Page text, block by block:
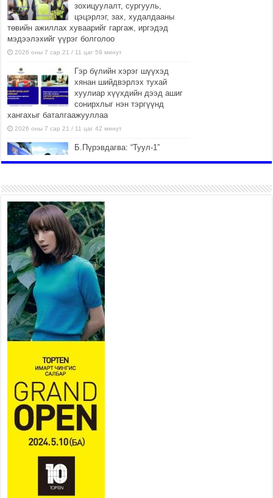
зохицуулалт, сургууль,
цэцэрлэг, зах, худалдааны
төвийн ажиллах хуваарийг гаргаж, иргэдэд
мэдээлэхийг үүрэг болголоо
2026 оны 7 сар 21 / 11 цаг 59 минут
Гэр бүлийн хэрэг шүүхэд
хянан шийдвэрлэх тухай
хуулиар хүүхдийн дээд ашиг
сонирхлыг нэн тэргүүнд
хангахыг баталгаажууллаа
2026 оны 7 сар 21 / 11 цаг 42 минут
Б.Пүрэвдагва: “Туул-1”
2026 оны 7 сар 21 / 10 цаг 15 минут
НИЙСЛЭЛ, АЙМГИЙН
УДИРДЛАГУУДЫН АЖЛЫГ
ХҮНД СУРТЛЫГ БУУРУУЛЖ,
ИРГЭД, АЖ АХУЙН НЭГЖИЙН
АЧААГ ХЭРХЭН ХӨНГӨЛСНӨӨР ДҮГНЭНЭ
2026 оны 7 сар 21 / 10 цаг 09 минут
Байнгын хорооны дарга
М.Мандхай Цөлжилттэй
тэмцэх тухай НҮБ-ын
конвенцын талуудын 17 дугаар
бага хурал (СОР17)-ын бэлтгэл ажлын явцтай
танилцлаа
2026 оны 7 сар 21 / 10 цаг 03 минут
Б.Пүрэвдагва: Бүтээн байгуулалтын аливаа
ажил инженерийн хангамжийн байгууллагуудын
уялдаа холбоогүйгээс саатах ёсгүй
2026 оны 7 сар 20 / 17 цаг 21 минут
“Сэлбэ 20 минутын хот” төслийн анхны 12
давхар барилгын үндсэн карказ, цутгалтын ажил
2026 оны 7 сар 20 / 17 цаг 17 минут
Мопед, скүүтер, тэдгээртэй адилтгах үзүүлэлт
бүхий тээврийн хэрэгсэлтэй холбоотой